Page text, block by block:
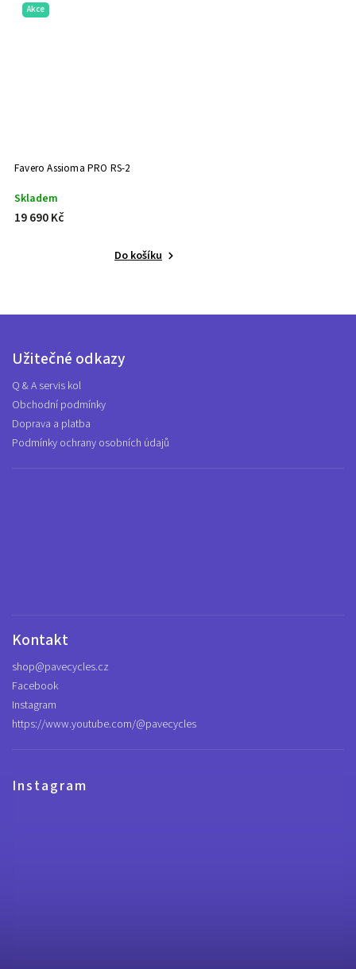
Akce
Favero Assioma PRO RS-2
Skladem
19 690 Kč
Do košíku
Užitečné odkazy
Q & A servis kol
Obchodní podmínky
Doprava a platba
Podmínky ochrany osobních údajů
Kontakt
shop@pavecycles.cz
Facebook
Instagram
https://www.youtube.com/@pavecycles
Instagram